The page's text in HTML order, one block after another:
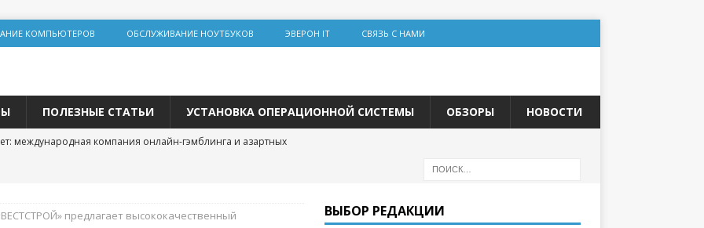
КОМПЬЮТЕРОВ ОБСЛУЖИВАНИЕ НОУТБУКОВ ЭВЕРОН IT СВЯЗЬ С НАМИ
ПОЛЕЗНЫЕ СТАТЬИ УСТАНОВКА ОПЕРАЦИОННОЙ СИСТЕМЫ ОБЗОРЫ НОВОСТИ
международная компания онлайн-гэмблинга и азартных
предлагает высококачественный
ВЫБОР РЕДАКЦИИ